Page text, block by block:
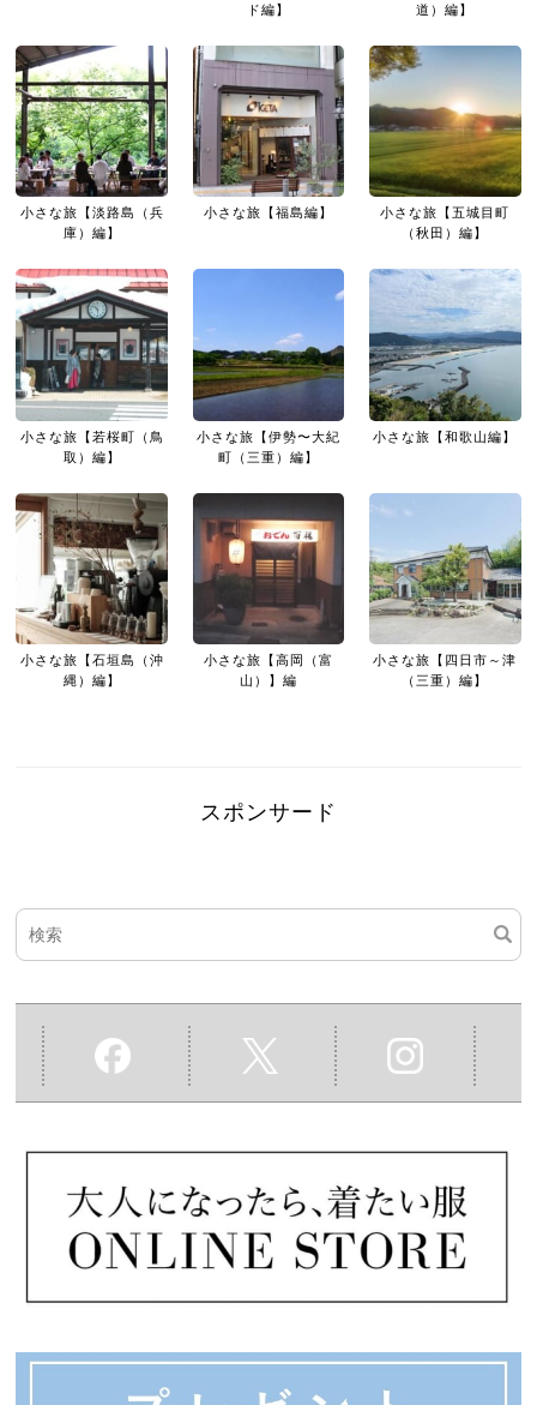
ド編】
道）編】
小さな旅【淡路島（兵
庫）編】
小さな旅【福島編】
小さな旅【五城目町
（秋田）編】
小さな旅【若桜町（鳥
取）編】
小さな旅【伊勢〜大紀
町（三重）編】
小さな旅【和歌山編】
小さな旅【石垣島（沖
縄）編】
小さな旅【高岡（富
山）】編
小さな旅【四日市～津
（三重）編】
スポンサード